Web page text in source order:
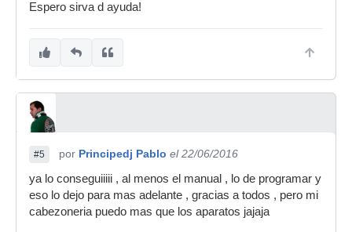
Espero sirva d ayuda!
#5 por Principedj Pablo el 22/06/2016
ya lo conseguiiiii , al menos el manual , lo de programar y
eso lo dejo para mas adelante , gracias a todos , pero mi
cabezoneria puedo mas que los aparatos jajaja